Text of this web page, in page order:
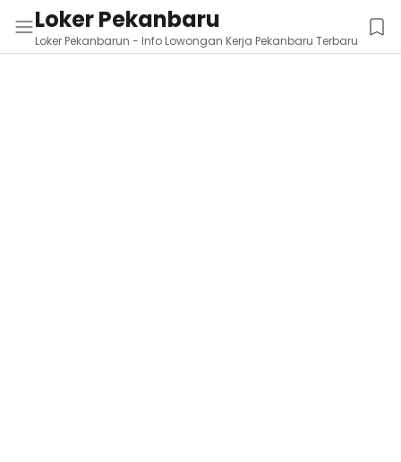
Loker Pekanbaru
Loker Pekanbarun - Info Lowongan Kerja Pekanbaru Terbaru